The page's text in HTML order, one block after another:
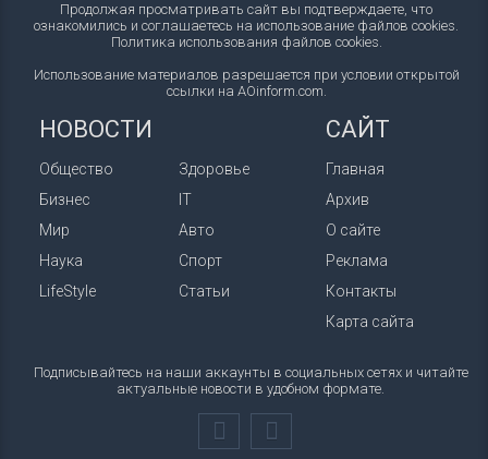
Продолжая просматривать сайт вы подтверждаете, что
ознакомились и соглашаетесь на использование файлов cookies.
Политика использования файлов cookies.
Использование материалов разрешается при условии открытой
ссылки на AOinform.com.
НОВОСТИ
Общество
Бизнес
Мир
Наука
LifeStyle
Здоровье
IT
Авто
Спорт
Статьи
САЙТ
Главная
Архив
О сайте
Реклама
Контакты
Карта сайта
Подписывайтесь на наши аккаунты в социальных сетях и читайте
актуальные новости в удобном формате.